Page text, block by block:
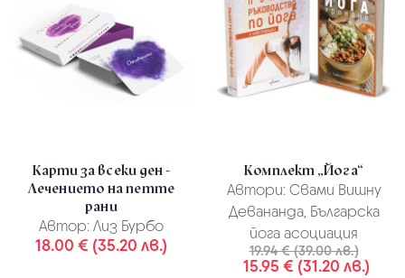
Карти за всеки ден -
Лечението на петте
рани
Автор: Лиз Бурбо
18.00 € (35.20 лв.)
Комплект „Йога“
Автори: Свами Вишну
Девананда, Българска
йога асоциация
19.94 € (39.00 лв.)
15.95 € (31.20 лв.)